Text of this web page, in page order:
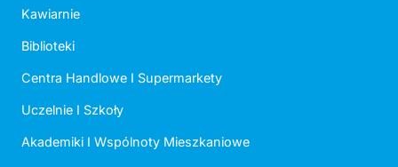
Kawiarnie
Biblioteki
Centra Handlowe I Supermarkety
Uczelnie I Szkoły
Akademiki I Wspólnoty Mieszkaniowe